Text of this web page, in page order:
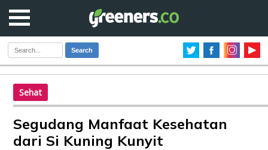
Search
Sehat
Segudang Manfaat Kesehatan
dari Si Kuning Kunyit